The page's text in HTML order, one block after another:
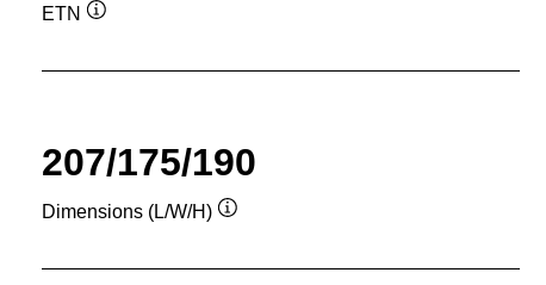
ETN
207/175/190
Dimensions (L/W/H)